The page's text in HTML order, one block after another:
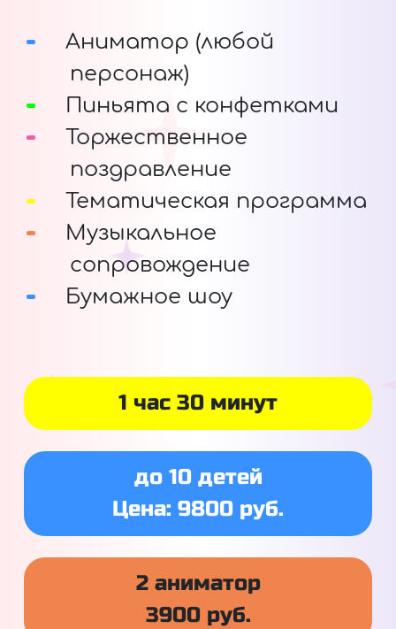
Аниматор (любой
персонаж)
Пиньята с конфетками
Торжественное
поздравление
Тематическая программа
Музыкальное
сопровождение
Бумажное шоу
1 час 30 минут
до 10 детей
Цена: 9800 руб.
2 аниматор
3900 руб.